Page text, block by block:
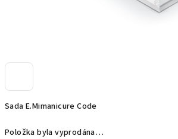
Sada E.Mimanicure Code
Položka byla vyprodána…